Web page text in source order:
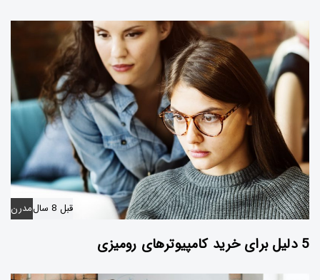
قبل 8 سال مدرن
5 دلیل برای خرید کامپیوترهای رومیزی